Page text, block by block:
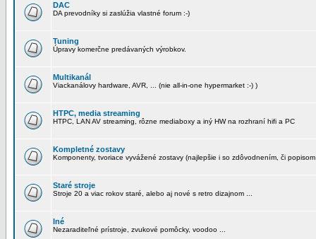
DAC
DA prevodníky si zaslúžia vlastné forum :-)
Tuning
Úpravy komerčne predávaných výrobkov.
Multikanál
Viackanálovy hardware, AVR, ... (nie all-in-one hypermarket :-) )
HTPC, media streaming
HTPC, LAN AV streaming, rôzne mediaboxy a iný HW na rozhraní hifi a PC
Kompletné zostavy
Komponenty, tvoriace vyvážené zostavy (najlepšie i so zdôvodnením, či
Staré stroje
Stroje 20 a viac rokov staré, alebo aj nové s retro dizajnom ...
Iné
Nezaraditeľné prístroje, zvukové pomôcky, voodoo ...